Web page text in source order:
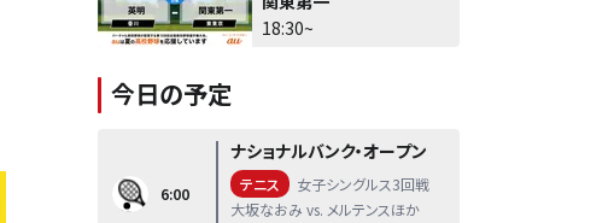
18:30~
今日の予定
6:00
ナショナルバンク・オープン
テニス
女子シングルス3回戦
大坂なおみ vs. メルテンスほか